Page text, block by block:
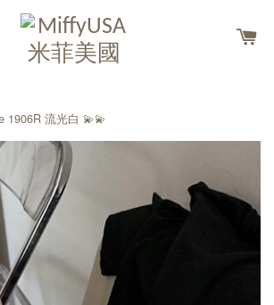
1906R 流光白 💫💫